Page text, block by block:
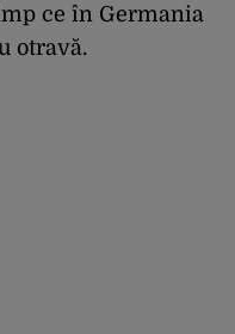
ce în Germania
otravă.